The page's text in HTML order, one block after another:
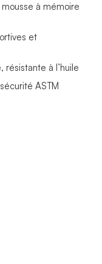
à mémoire
et
à l’huile
ASTM